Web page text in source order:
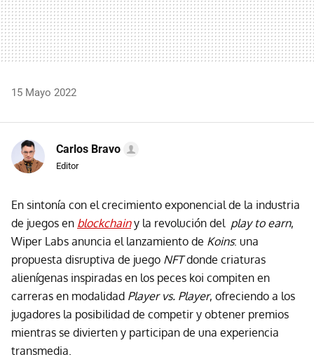
15 Mayo 2022
Carlos Bravo
Editor
En sintonía con el crecimiento exponencial de la industria
de juegos en blockchainy la revolución del play to earn,
Wiper Labs anuncia el lanzamiento de Koins: una
propuesta disruptiva de juego NFTdonde criaturas
alienígenas inspiradas en los peces koi compiten en
carreras en modalidad Player vs. Player, ofreciendo a los
jugadores la posibilidad de competir y obtener premios
mientras se divierten y participan de una experiencia
transmedia.